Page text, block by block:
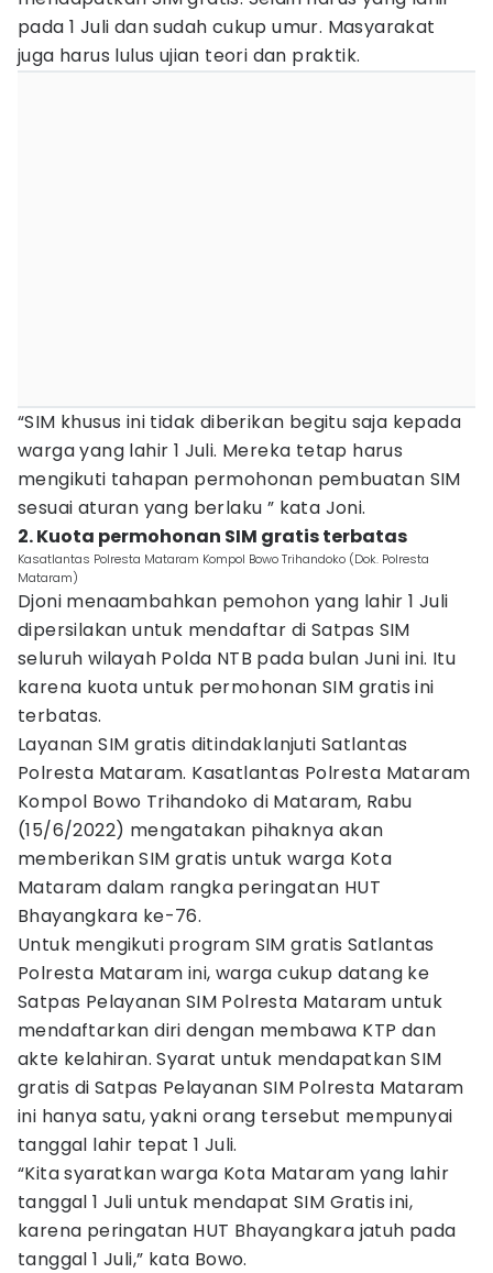
pada 1 Juli dan sudah cukup umur. Masyarakat
juga harus lulus ujian teori dan praktik.
“SIM khusus ini tidak diberikan begitu saja kepada
warga yang lahir 1 Juli. Mereka tetap harus
mengikuti tahapan permohonan pembuatan SIM
sesuai aturan yang berlaku ” kata Joni.
2. Kuota permohonan SIM gratis terbatas
Kasatlantas Polresta Mataram Kompol Bowo Trihandoko (Dok. Polresta
Mataram)
Djoni menaambahkan pemohon yang lahir 1 Juli
dipersilakan untuk mendaftar di Satpas SIM
seluruh wilayah Polda NTB pada bulan Juni ini. Itu
karena kuota untuk permohonan SIM gratis ini
terbatas.
Layanan SIM gratis ditindaklanjuti Satlantas
Polresta Mataram. Kasatlantas Polresta Mataram
Kompol Bowo Trihandoko di Mataram, Rabu
(15/6/2022) mengatakan pihaknya akan
memberikan SIM gratis untuk warga Kota
Mataram dalam rangka peringatan HUT
Bhayangkara ke-76.
Untuk mengikuti program SIM gratis Satlantas
Polresta Mataram ini, warga cukup datang ke
Satpas Pelayanan SIM Polresta Mataram untuk
mendaftarkan diri dengan membawa KTP dan
akte kelahiran. Syarat untuk mendapatkan SIM
gratis di Satpas Pelayanan SIM Polresta Mataram
ini hanya satu, yakni orang tersebut mempunyai
tanggal lahir tepat 1 Juli.
“Kita syaratkan warga Kota Mataram yang lahir
tanggal 1 Juli untuk mendapat SIM Gratis ini,
karena peringatan HUT Bhayangkara jatuh pada
tanggal 1 Juli,” kata Bowo.